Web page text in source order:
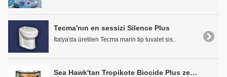
Tecma'nın en sessizi Silence Plus
İtalya'da üretilen Tecma marin tip tuvalet sis..
Sea Hawk'tan Tropikote Biocide Plus zehirli